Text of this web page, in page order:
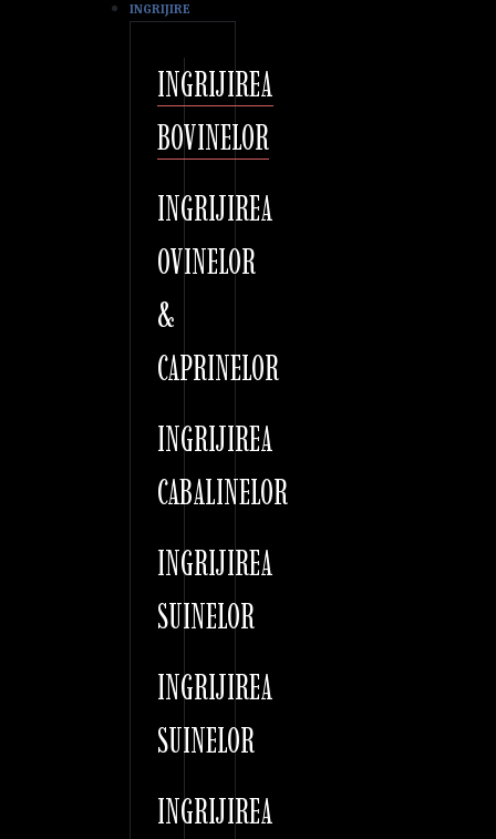
INGRIJIRE
INGRIJIREA
BOVINELOR
INGRIJIREA
OVINELOR
&
CAPRINELOR
INGRIJIREA
CABALINELOR
INGRIJIREA
SUINELOR
INGRIJIREA
SUINELOR
INGRIJIREA